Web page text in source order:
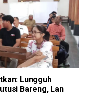
Lungguh
Bareng, Lan